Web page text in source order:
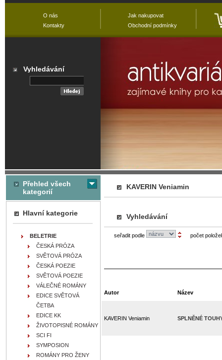
KAVERIN Veniamin
Vyhledávání
seřadit podle počet
Autor Název
KAVERIN Veniamin SPLNĚNÉ
Přehled všech
kategorií
Hlavní kategorie
BELETRIE
ČESKÁ PRÓZA
SVĚTOVÁ PRÓZA
ČESKÁ POEZIE
SVĚTOVÁ POEZIE
VÁLEČNÉ ROMÁNY
EDICE SVĚTOVÁ
ČETBA
EDICE KK
ŽIVOTOPISNÉ ROMÁNY
SCI FI
SYMPOSION
ROMÁNY PRO ŽENY
O nás
Kontakty
Jak nakupovat
Obchodní podmínky
Vyhledávání